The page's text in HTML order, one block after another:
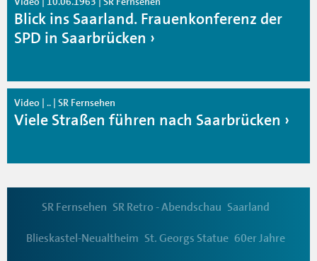
Blick ins Saarland. Frauenkonferenz der
SPD in Saarbrücken
Video | .. | SR Fernsehen
Viele Straßen führen nach Saarbrücken
SR Fernsehen SR Retro - Abendschau Saarland
Blieskastel-Neualtheim St. Georgs Statue 60er Jahre